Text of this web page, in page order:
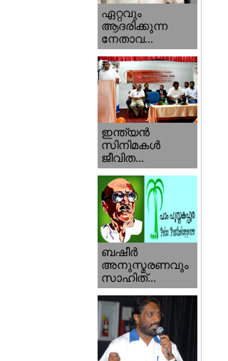
ഏറ്റവും
ആദരിക്കുന്ന
നേതാവ...
ഇന്ത്യന്‍
സിനിമകള്‍
ജീവിത...
ബഷീര്‍
അനുസ്മരണവും
സാഹിത്...